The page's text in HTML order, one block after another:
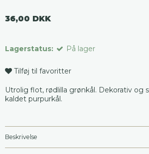
36,00 DKK
Lagerstatus: På lager
Tilføj til favoritter
Utrolig flot, rødlilla grønkål. Dekorativ og
kaldet purpurkål.
Beskrivelse